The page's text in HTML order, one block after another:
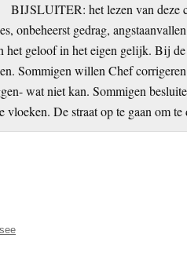
BIJSLUITER: het lezen van deze
onbeheerst gedrag,
het geloof in het eigen gelijk. Bij
Sommigen willen Chef
wat niet kan. Sommigen
vloeken. De straat op te gaan om te